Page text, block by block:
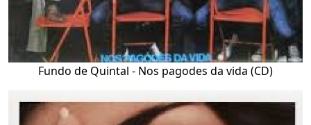
Fundo de Quintal - Nos pagodes da vida (CD)